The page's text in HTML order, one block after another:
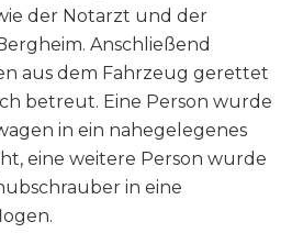
der Notarzt und der
Anschließend
aus dem Fahrzeug gerettet
betreut. Eine Person wurde
in ein nahegelegenes
eine weitere Person wurde
in eine